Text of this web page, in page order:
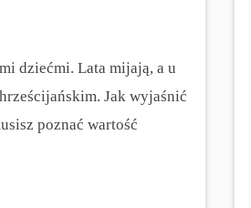
dziećmi. Lata mijają, a u
Jak wyjaśnić
poznać wartość